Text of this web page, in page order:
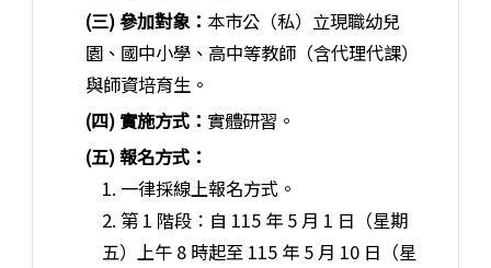
(三) 參加對象： 本市公（私）立現職幼兒
園、國中小學、高中等教師（含代理代課）
與師資培育生。
(四) 實施方式： 實體研習。
(五) 報名方式：
1. 一律採線上報名方式。
2. 第 1 階段：自 115 年 5 月 1 日（星期
五）上午 8 時起至 115 年 5 月 10 日（星